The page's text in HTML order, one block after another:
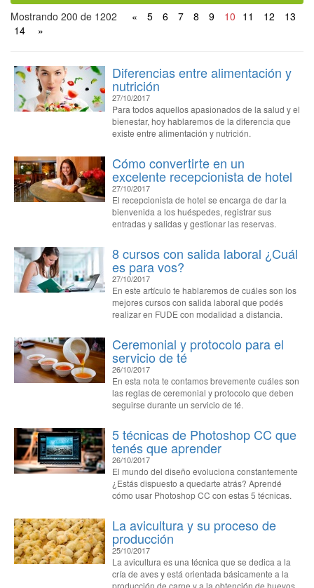
Mostrando 200 de 1202
« 5 6 7 8 9 10 11 12
13
14
»
Diferencias entre alimentación y
nutrición
27/10/2017
Para todos aquellos apasionados de la salud y el
bienestar, hoy hablaremos de la diferencia que
existe entre alimentación y nutrición.
Cómo convertirte en un
excelente recepcionista de hotel
27/10/2017
El recepcionista de hotel se encarga de dar la
bienvenida a los huéspedes, registrar sus
entradas y salidas y gestionar las reservas.
8 cursos con salida laboral ¿Cuál
es para vos?
27/10/2017
En este artículo te hablaremos de cuáles son los
mejores cursos con salida laboral que podés
realizar en FUDE con modalidad a distancia.
Ceremonial y protocolo para el
servicio de té
26/10/2017
En esta nota te contamos brevemente cuáles son
las reglas de ceremonial y protocolo que deben
seguirse durante un servicio de té.
5 técnicas de Photoshop CC que
tenés que aprender
26/10/2017
El mundo del diseño evoluciona constantemente
¿Estás dispuesto a quedarte atrás? Aprendé
cómo usar Photoshop CC con estas 5 técnicas.
La avicultura y su proceso de
producción
25/10/2017
La avicultura es una técnica que se dedica a la
cría de aves y está orientada básicamente a la
producción de carne y a la obtención de huevos.